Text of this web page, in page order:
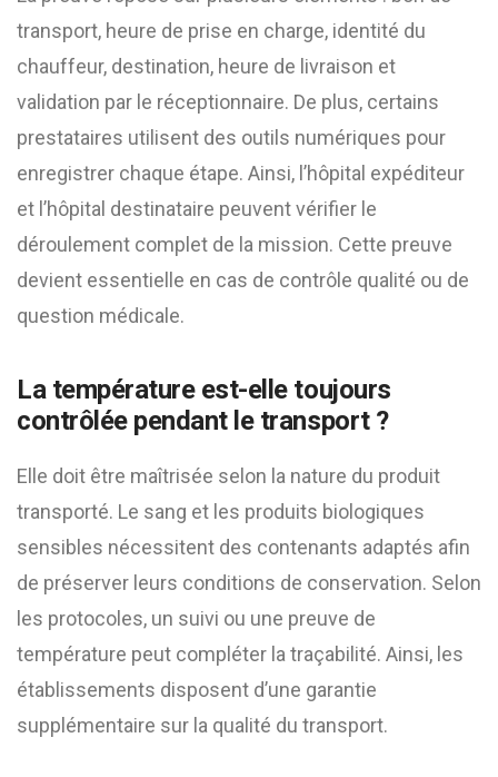
transport, heure de prise en charge, identité du
chauffeur, destination, heure de livraison et
validation par le réceptionnaire. De plus, certains
prestataires utilisent des outils numériques pour
enregistrer chaque étape. Ainsi, l’hôpital expéditeur
et l’hôpital destinataire peuvent vérifier le
déroulement complet de la mission. Cette preuve
devient essentielle en cas de contrôle qualité ou de
question médicale.
La température est-elle toujours
contrôlée pendant le transport ?
Elle doit être maîtrisée selon la nature du produit
transporté. Le sang et les produits biologiques
sensibles nécessitent des contenants adaptés afin
de préserver leurs conditions de conservation. Selon
les protocoles, un suivi ou une preuve de
température peut compléter la traçabilité. Ainsi, les
établissements disposent d’une garantie
supplémentaire sur la qualité du transport.